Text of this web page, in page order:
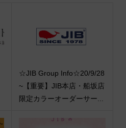
☆JIB Group Info☆20/9/28
~【重要】JIB本店・船坂店
限定カラーオーダーサー...